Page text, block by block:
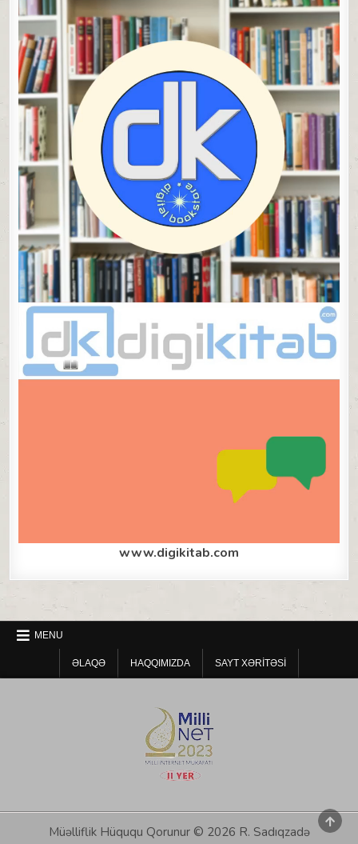
www.digikitab.com
MENU
ƏLAQƏ HAQQIMIZDA SAYT XƏRITƏSI
Müəlliflik Hüququ Qorunur © 2026 R. Sadıqzadə TO